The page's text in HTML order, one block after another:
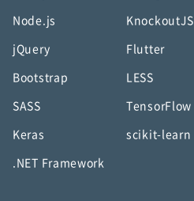
Node.js KnockoutJS
jQuery Flutter
Bootstrap LESS
SASS TensorFlow
Keras scikit-learn
.NET Framework